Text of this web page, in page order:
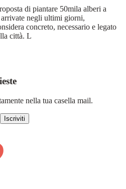
di piantare 50mila alberi a
negli ultimi giorni,
concreto, necessario e legato
città. L
nella tua casella mail.
Iscriviti